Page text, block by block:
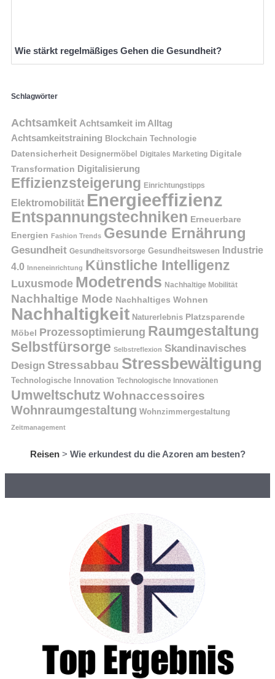
Wie stärkt regelmäßiges Gehen die Gesundheit?
Schlagwörter
Achtsamkeit Achtsamkeit im Alltag
Achtsamkeitstraining Blockchain Technologie
Datensicherheit Designermöbel Digitales Marketing Digitale
Transformation Digitalisierung
Effizienzsteigerung Einrichtungstipps
Elektromobilität Energieeffizienz
Entspannungstechniken Erneuerbare
Energien Fashion Trends Gesunde Ernährung
Gesundheit Gesundheitsvorsorge Gesundheitswesen
Industrie
4.0
Inneneinrichtung Künstliche Intelligenz
Luxusmode Modetrends Nachhaltige Mobilität
Nachhaltige Mode Nachhaltiges Wohnen
Nachhaltigkeit Naturerlebnis Platzsparende
Möbel
Prozessoptimierung Raumgestaltung
Selbstfürsorge Selbstreflexion Skandinavisches
Design Stressabbau Stressbewältigung
Technologische Innovation Technologische Innovationen
Umweltschutz Wohnaccessoires
Wohnraumgestaltung Wohnzimmergestaltung
Zeitmanagement
Reisen> Wie erkundest du die Azoren am besten?